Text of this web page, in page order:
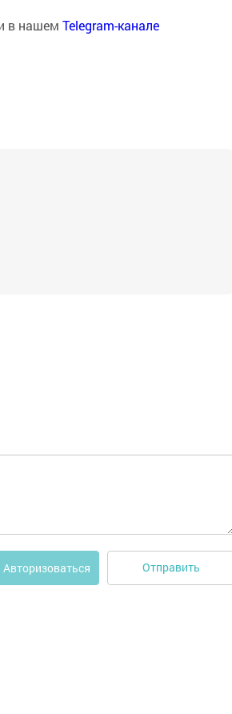
в нашем Telegram-канале
Авторизоваться Отправить